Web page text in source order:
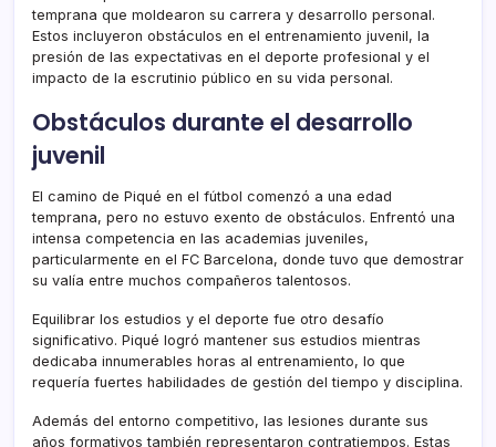
temprana que moldearon su carrera y desarrollo personal.
Estos incluyeron obstáculos en el entrenamiento juvenil, la
presión de las expectativas en el deporte profesional y el
impacto de la escrutinio público en su vida personal.
Obstáculos durante el desarrollo
juvenil
El camino de Piqué en el fútbol comenzó a una edad
temprana, pero no estuvo exento de obstáculos. Enfrentó una
intensa competencia en las academias juveniles,
particularmente en el FC Barcelona, donde tuvo que demostrar
su valía entre muchos compañeros talentosos.
Equilibrar los estudios y el deporte fue otro desafío
significativo. Piqué logró mantener sus estudios mientras
dedicaba innumerables horas al entrenamiento, lo que
requería fuertes habilidades de gestión del tiempo y disciplina.
Además del entorno competitivo, las lesiones durante sus
años formativos también representaron contratiempos. Estas